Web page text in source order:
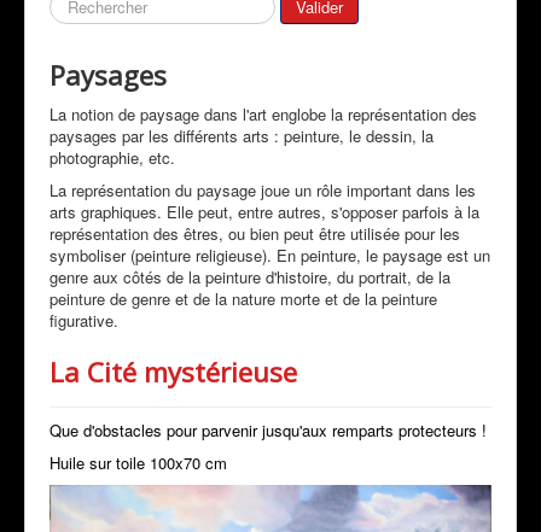
Galeries
Expositions
Revue de Presse
Peintres & Amis
Livre d'Or
Contact
Prestations
Valider
Paysages
La notion de paysage dans l'art englobe la représentation des
paysages par les différents arts : peinture, le dessin, la
photographie, etc.
La représentation du paysage joue un rôle important dans les
arts graphiques. Elle peut, entre autres, s'opposer parfois à la
représentation des êtres, ou bien peut être utilisée pour les
symboliser (peinture religieuse). En peinture, le paysage est un
genre aux côtés de la peinture d'histoire, du portrait, de la
peinture de genre et de la nature morte et de la peinture
figurative.
La Cité mystérieuse
Que d'obstacles pour parvenir jusqu'aux remparts protecteurs !
Huile sur toile 100x70 cm